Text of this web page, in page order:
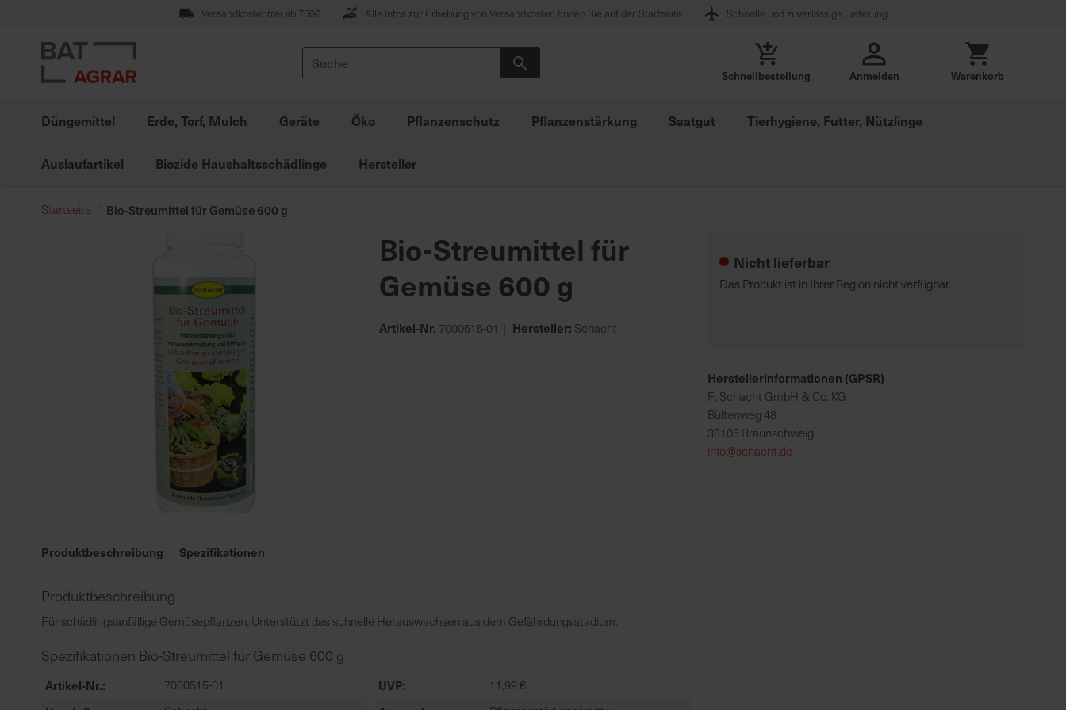
springen
Versandkostenfrei ab 750€ Alle Infos zur Erhebung von Versandkosten finden Sie auf der Startseite Schnelle und zuverlässige Lieferung
Suche
Schnellbestellung Anmelden Warenkorb
Düngemittel Erde, Torf, Mulch Geräte Öko Pflanzenschutz Pflanzenstärkung Saatgut Tierhygiene, Futter, Nützlinge
Auslaufartikel Biozide Haushaltsschädlinge Hersteller
Startseite Bio-Streumittel für Gemüse 600 g
der
springen
Bio-Streumittel für
Gemüse 600 g
Artikel-Nr. 7000515-01 Hersteller: Schacht
Produktbeschreibung Spezifikationen
Produktbeschreibung
Für schädlingsanfällige Gemüsepflanzen. Unterstützt das schnelle Herauswachsen aus dem Gefährdungsstadium.
Spezifikationen Bio-Streumittel für Gemüse 600 g
Artikel-Nr. 7000515-01 UVP 11,99 €
Nicht lieferbar
Das Produkt ist in Ihrer Region nicht verfügbar.
Herstellerinformationen (GPSR)
F. Schacht GmbH & Co. KG
Bültenweg 48
38106 Braunschweig
info@schacht.de